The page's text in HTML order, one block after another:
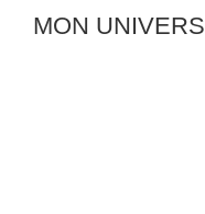
MON UNIVERS